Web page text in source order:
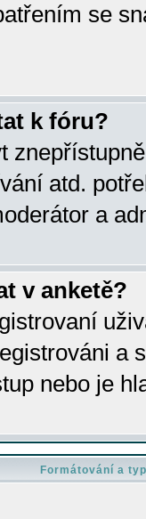
se
k fóru?
atd.
a
v anketě?
a
nebo je
Formátování a